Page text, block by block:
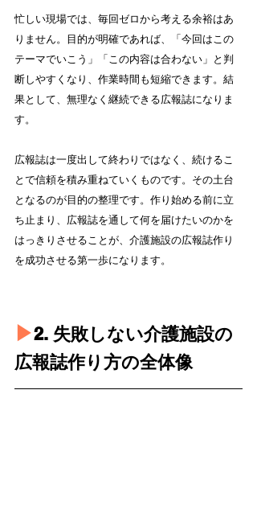
忙しい現場では、毎回ゼロから考える余裕はあ
りません。目的が明確であれば、「今回はこの
テーマでいこう」「この内容は合わない」と判
断しやすくなり、作業時間も短縮できます。結
果として、無理なく継続できる広報誌になりま
す。
広報誌は一度出して終わりではなく、続けるこ
とで信頼を積み重ねていくものです。その土台
となるのが目的の整理です。作り始める前に立
ち止まり、広報誌を通して何を届けたいのかを
はっきりさせることが、介護施設の広報誌作り
を成功させる第一歩になります。
▶︎2. 失敗しない介護施設の
広報誌作り方の全体像